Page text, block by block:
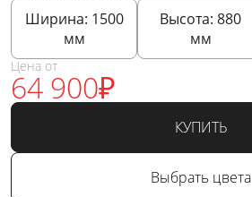
Ширина: 1500
мм
Высота:880
мм
Цена от
64 900₽
КУПИТЬ
Выбрать цвета